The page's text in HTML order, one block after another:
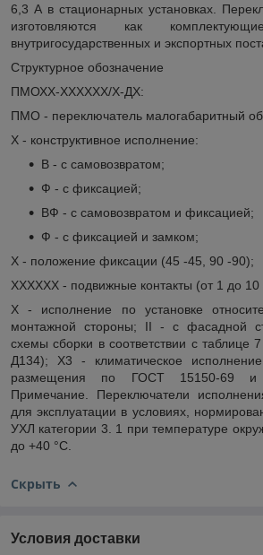
6,3 А в стационарных установках.
изготовляются как
внутригосударственных и экспортных
Структурное обозначение
ПМОХХ-ХХХХХХ/Х-ДХ:
ПМО - переключатель малогабаритный
Х - конструктивное исполнение:
В - с самовозвратом;
Ф - с фиксацией;
ВФ - с самовозвратом и фиксацией;
Ф - с фиксацией и замком;
Х - положение фиксации (45 -45, 90 -90);
ХХХХХХ - подвижные контакты (от 1 до 10
Х - исполнение по установке
монтажной стороны; II - с фасадной
схемы сборки в соответствии с
Д134); Х3 - климатическое
размещения по ГОСТ 15150-69 и
Примечание. Переключатели
для эксплуатации в условиях,
УХЛ категории 3. 1 при температуре
до +40 °С.
Скрыть
Условия доставки